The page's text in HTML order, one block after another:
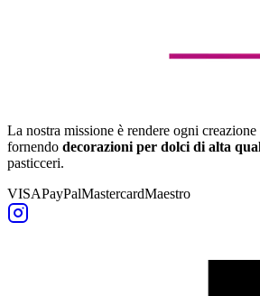
La nostra missione è rendere ogni
fornendo decorazioni per dolci di alta
pasticceri.
VISAPayPalMastercardMaestro